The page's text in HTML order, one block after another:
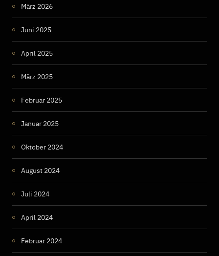
März 2026
Juni 2025
April 2025
März 2025
Februar 2025
Januar 2025
Oktober 2024
August 2024
Juli 2024
April 2024
Februar 2024